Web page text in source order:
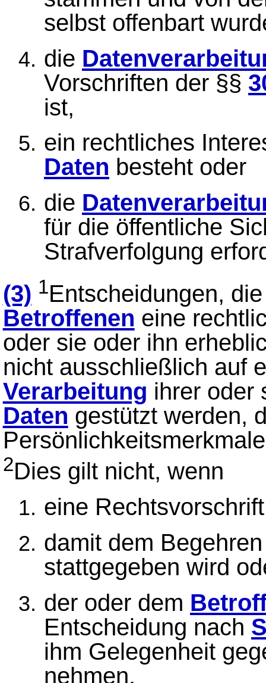
selbst offenbart
die
Vorschriften der §§
ist,
ein rechtliches
Daten besteht oder
die
für die öffentliche
Strafverfolgung
(3) 1Entscheidungen,
Betroffenen eine
oder sie oder ihn
nicht ausschließlich auf
Verarbeitung ihrer oder
Daten gestützt werden,
2Dies gilt nicht, wenn
eine
damit dem
stattgegeben wird
der oder dem
Entscheidung nach
ihm Gelegenheit
nehmen.